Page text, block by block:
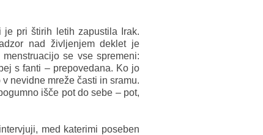
pri štirih letih zapustila Irak.
nad življenjem deklet je
se vse spremeni:
s fanti – prepovedana. Ko jo
nevidne mreže časti in sramu.
išče pot do sebe – pot,
med katerimi poseben